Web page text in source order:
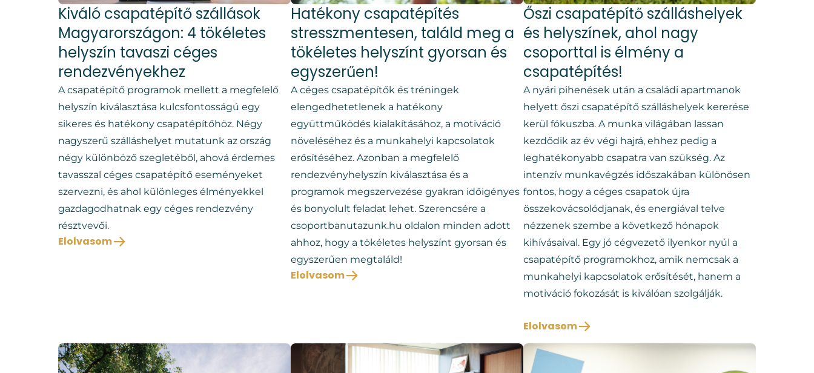
Kiváló csapatépítő szállások
Magyarországon: 4 tökéletes
helyszín tavaszi céges
rendezvényekhez
A csapatépítő programok mellett a megfelelő
helyszín kiválasztása kulcsfontosságú egy
sikeres és hatékony csapatépítőhöz. Négy
nagyszerű szálláshelyet mutatunk az ország
négy különböző szegletéből, ahová érdemes
tavasszal céges csapatépítő eseményeket
szervezni, és ahol különleges élményekkel
gazdagodhatnak egy céges rendezvény
résztvevői.
Elolvasom
Hatékony csapatépítés
stresszmentesen, találd meg a
tökéletes helyszínt gyorsan és
egyszerűen!
A céges csapatépítők és tréningek
elengedhetetlenek a hatékony
együttműködés kialakításához, a motiváció
növeléséhez és a munkahelyi kapcsolatok
erősítéséhez. Azonban a megfelelő
rendezvényhelyszín kiválasztása és a
programok megszervezése gyakran időigényes
és bonyolult feladat lehet. Szerencsére a
csoportbanutazunk.hu oldalon minden adott
ahhoz, hogy a tökéletes helyszínt gyorsan és
egyszerűen megtaláld!
Elolvasom
Őszi csapatépítő szálláshelyek
és helyszínek, ahol nagy
csoporttal is élmény a
csapatépítés!
A nyári pihenések után a családi apartmanok
helyett őszi csapatépítő szálláshelyek kererése
kerül fókuszba. A munka világában lassan
kezdődik az év végi hajrá, ehhez pedig a
leghatékonyabb csapatra van szükség. Az
intenzív munkavégzés időszakában különösen
fontos, hogy a céges csapatok újra
összekovácsolódjanak, és energiával telve
nézzenek szembe a következő hónapok
kihívásaival. Egy jó cégvezető ilyenkor nyúl a
csapatépítő programokhoz, amik nemcsak a
munkahelyi kapcsolatok erősítését, hanem a
motiváció fokozását is kiválóan szolgálják.
Elolvasom